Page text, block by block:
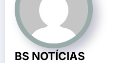
BS NOTÍCIAS